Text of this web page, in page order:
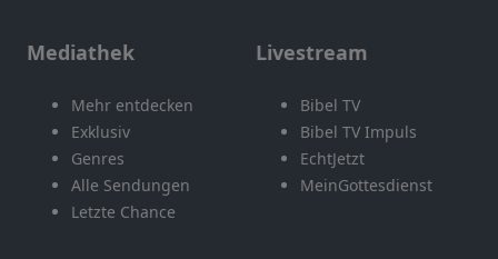
Mediathek
Mehr entdecken
Exklusiv
Genres
Alle Sendungen
Letzte Chance
Livestream
Bibel TV
Bibel TV Impuls
EchtJetzt
MeinGottesdienst